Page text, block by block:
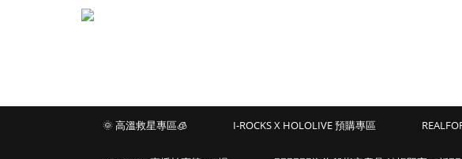
🌞 高溫救星專區🧊 I-ROCKS X HOLOLIVE 預購專區